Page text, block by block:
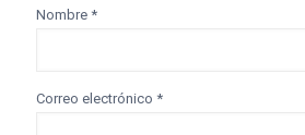
Nombre *
Correo electrónico *